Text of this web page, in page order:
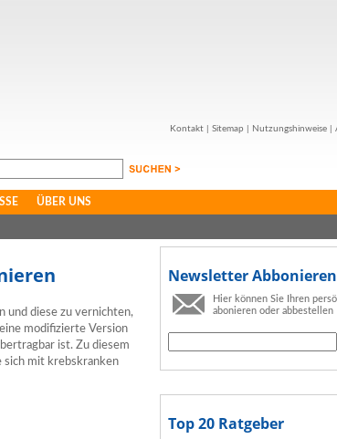
Kontakt Sitemap Nutzungshinweise
ÜBER UNS
und diese zu vernichten,
modifizierte Version
ist. Zu diesem
sich mit krebskranken
Newsletter Abbonieren
Hier können Sie Ihren
abonieren oder abbestellen
Top 20 Ratgeber